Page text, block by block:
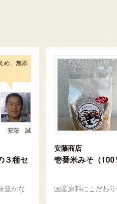
め、無添
安藤 誠
３種セ
豊かな
安藤商店
壱番米みそ（100
国産原料にこだわり